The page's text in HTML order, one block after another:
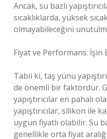
Ancak, su bazlı
sıcaklıklarda, yüksek
olmayabileceğini
Fiyat ve Performans: İşin
Tabii ki, taş yünü
de önemli bir faktördür.
yapıştırıcılar en pahalı
yapıştırıcılar, silikon ile
uygun fiyatlı olabilir. Su
genellikle orta fiyat